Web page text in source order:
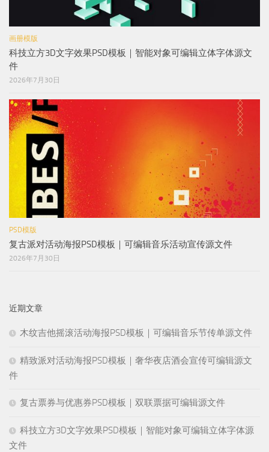
画册模版
科技立方3D文字效果PSD模板｜智能对象可编辑立体字体源文
件
2026年7月30日
PSD模版
复古派对活动海报PSD模板｜可编辑音乐活动宣传源文件
2026年7月30日
近期文章
木纹吉他摇滚活动海报PSD模板｜可编辑音乐节传单源文件
精致派对活动海报PSD模板｜奢华夜店酒会宣传可编辑源文
件
复古票券与优惠券PSD模板｜双联票据可编辑源文件
科技立方3D文字效果PSD模板｜智能对象可编辑立体字体源
文件